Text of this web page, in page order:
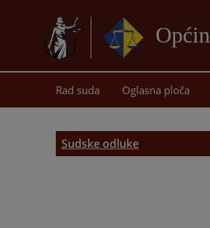
Rad suda Oglasna ploča
Sudske odluke